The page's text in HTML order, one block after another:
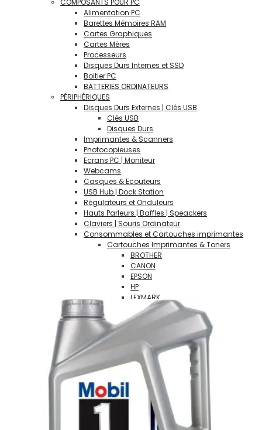
Alimentation PC
Barettes Mémoires RAM
Cartes Graphiques
Cartes Mères
Processeurs
Disques Durs Internes et SSD
Boitier PC
BATTERIES ORDINATEURS
PÉRIPHÉRIQUES
Disques Durs Externes | Clés USB
Clés USB
Disques Durs
Imprimantes & Scanners
Photocopieuses
Ecrans PC | Moniteur
Webcams
Casques & Ecouteurs
USB Hub | Dock Station
Régulateurs et Onduleurs
Hauts Parleurs | Baffles | Speackers
Claviers | Souris Ordinateur
Consommables et Cartouches imprimantes
Cartouches Imprimantes & Toners
BROTHER
CANON
EPSON
HP
LEXMARK
SAMSUNG
Fournitures de bureau
Rames de papier
CDs & DVDs vierges
ARTICLES & FOURNITURES SCOLAIRES
CONNECTIQUE | ADAPTATEURS |CONNECTEURS
LOGICIELS
Suite Bureautique
Systèmes d' Exploitation OS